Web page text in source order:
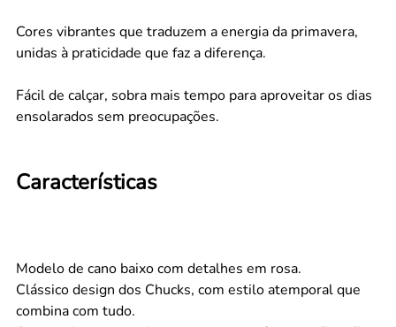
Cores vibrantes que traduzem a energia da primavera,
unidas à praticidade que faz a diferença.
Fácil de calçar, sobra mais tempo para aproveitar os dias
ensolarados sem preocupações.
Características
Modelo de cano baixo com detalhes em rosa.
Clássico design dos Chucks, com estilo atemporal que
combina com tudo.